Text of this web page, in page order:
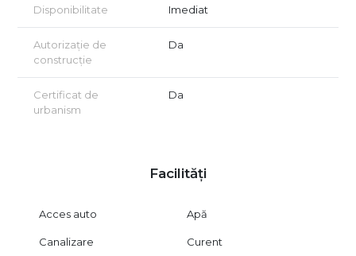
excelentă!
Disponibilitate Imediat
Autorizație de
construcție
Da
Certificat de
urbanism
Da
Facilități
Acces auto Apă
Canalizare Curent